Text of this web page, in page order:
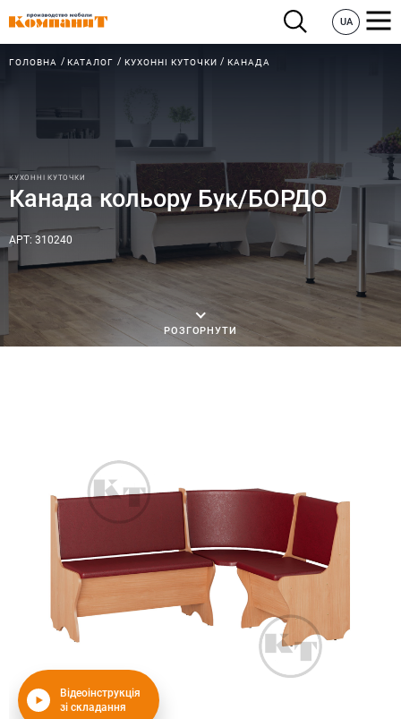
UA
ГОЛОВНА КАТАЛОГ КУХОННІ КУТОЧКИ КАНАДА
КУХОННІ КУТОЧКИ
Канада кольору Бук/БОРДО
АРТ: 310240
РОЗГОРНУТИ
Відеоінструкція
зі складання